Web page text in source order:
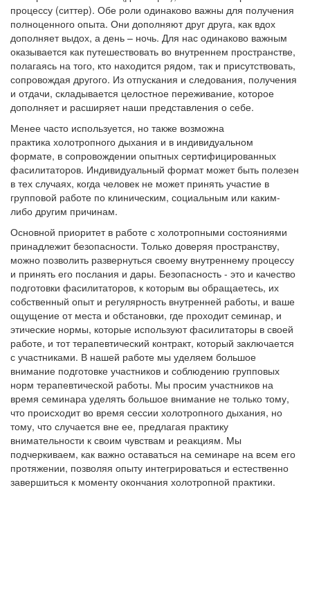
процессу (ситтер). Обе роли одинаково важны для получения
полноценного опыта. Они дополняют друг друга, как вдох
дополняет выдох, а день – ночь. Для нас одинаково важным
оказывается как путешествовать во внутреннем пространстве,
полагаясь на того, кто находится рядом, так и присутствовать,
сопровождая другого. Из отпускания и следования, получения
и отдачи, складывается целостное переживание, которое
дополняет и расширяет наши представления о себе.
Менее часто используется, но также возможна
практика холотропного дыхания и в индивидуальном
формате, в сопровождении опытных сертифицированных
фасилитаторов. Индивидуальный формат может быть полезен
в тех случаях, когда человек не может принять участие в
групповой работе по клиническим, социальным или каким-
либо другим причинам.
Основной приоритет в работе с холотропными состояниями
принадлежит безопасности. Только доверяя пространству,
можно позволить развернуться своему внутреннему процессу
и принять его послания и дары. Безопасность - это и качество
подготовки фасилитаторов, к которым вы обращаетесь, их
собственный опыт и регулярность внутренней работы, и ваше
ощущение от места и обстановки, где проходит семинар, и
этические нормы, которые используют фасилитаторы в своей
работе, и тот терапевтический контракт, который заключается
с участниками. В нашей работе мы уделяем большое
внимание подготовке участников и соблюдению групповых
норм терапевтической работы. Мы просим участников на
время семинара уделять большое внимание не только тому,
что происходит во время сессии холотропного дыхания, но
тому, что случается вне ее, предлагая практику
внимательности к своим чувствам и реакциям. Мы
подчеркиваем, как важно оставаться на семинаре на всем его
протяжении, позволяя опыту интегрироваться и естественно
завершиться к моменту окончания холотропной практики.